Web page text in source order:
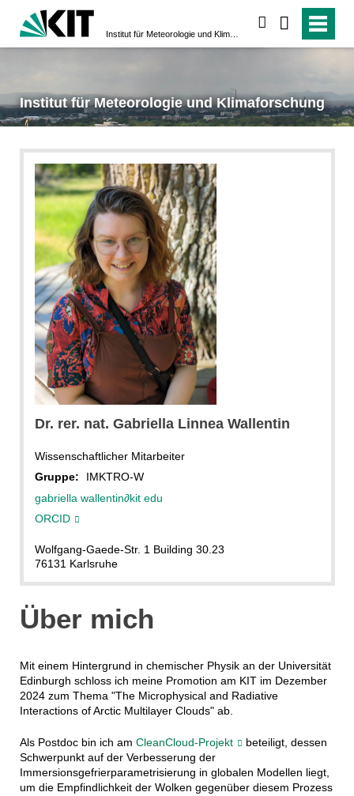
Institut für Meteorologie und Klimaforschung
Dr. rer. nat. Gabriella Linnea Wallentin
Wissenschaftlicher Mitarbeiter
Gruppe:
IMKTRO-W
gabriella wallentin∂kit edu
ORCID
Wolfgang-Gaede-Str. 1 Building 30.23
76131 Karlsruhe
Über mich
Mit einem Hintergrund in chemischer Physik an der Universität
Edinburgh schloss ich meine Promotion am KIT im Dezember
2024 zum Thema "The Microphysical and Radiative
Interactions of Arctic Multilayer Clouds" ab.
Als Postdoc bin ich am CleanCloud-Projekt
beteiligt, dessen
Schwerpunkt auf der Verbesserung der
Immersionsgefrierparametrisierung in globalen Modellen liegt,
um die Empfindlichkeit der Wolken gegenüber diesem Prozess